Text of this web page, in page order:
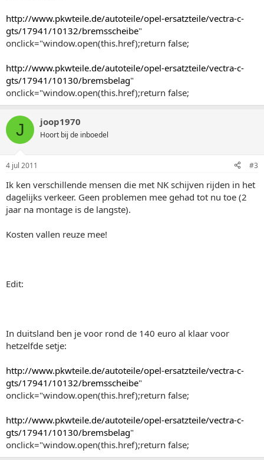
http://www.pkwteile.de/autoteile/opel-ersatzteile/vectra-c-
gts/17941/10132/bremsscheibe"
onclick="window.open(this.href);return false;
http://www.pkwteile.de/autoteile/opel-ersatzteile/vectra-c-
gts/17941/10130/bremsbelag"
onclick="window.open(this.href);return false;
J joop1970
Hoort bij de inboedel
4 jul 2011 #3
Ik ken verschillende mensen die met NK schijven rijden in het
dagelijks verkeer. Geen problemen mee gehad tot nu toe (2
jaar na montage is de langste).
Kosten vallen reuze mee!
Edit:
In duitsland ben je voor rond de 140 euro al klaar voor
hetzelfde setje:
http://www.pkwteile.de/autoteile/opel-ersatzteile/vectra-c-
gts/17941/10132/bremsscheibe"
onclick="window.open(this.href);return false;
http://www.pkwteile.de/autoteile/opel-ersatzteile/vectra-c-
gts/17941/10130/bremsbelag"
onclick="window.open(this.href);return false;